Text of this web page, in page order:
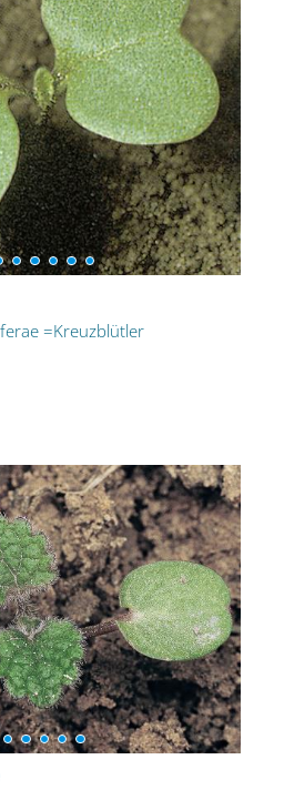
=Kreuzblütler